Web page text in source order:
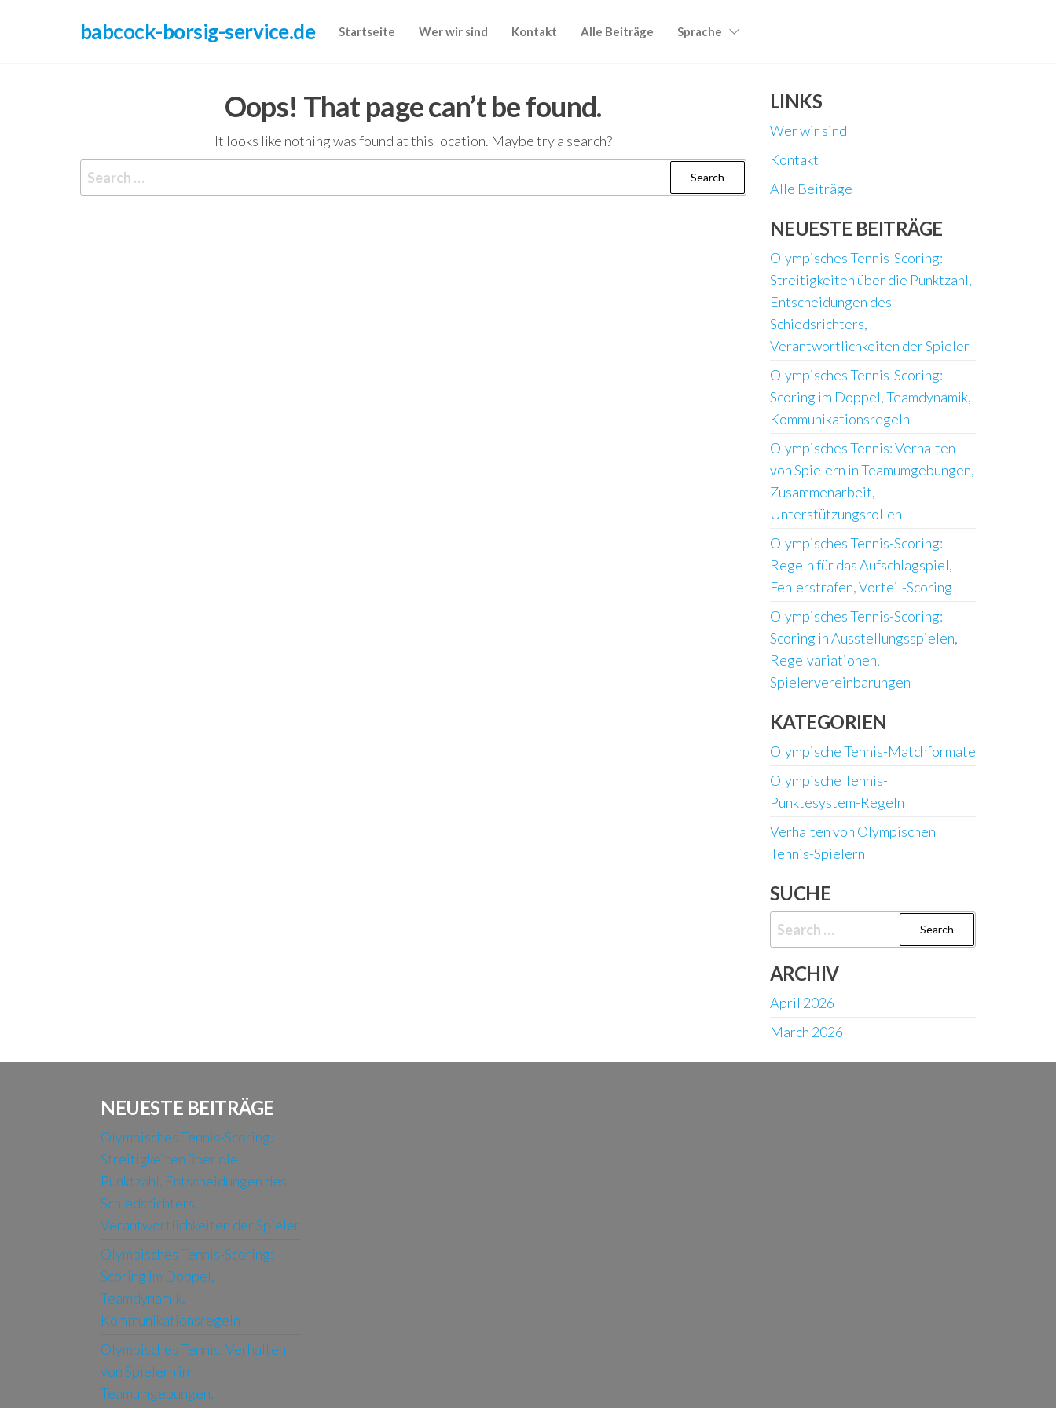
babcock-borsig-service.de Startseite Wer wir sind Kontakt Alle Beiträge Sprache
Oops! That page can’t be found.
It looks like nothing was found at this location. Maybe try a search?
for:
LINKS
Wer wir sind
Kontakt
Alle Beiträge
NEUESTE BEITRÄGE
Olympisches Tennis-Scoring:
Streitigkeiten über die Punktzahl,
Entscheidungen des
Schiedsrichters,
Verantwortlichkeiten der Spieler
Olympisches Tennis-Scoring:
Scoring im Doppel, Teamdynamik,
Kommunikationsregeln
Olympisches Tennis: Verhalten
von Spielern in Teamumgebungen,
Zusammenarbeit,
Unterstützungsrollen
Olympisches Tennis-Scoring:
Regeln für das Aufschlagspiel,
Fehlerstrafen, Vorteil-Scoring
Olympisches Tennis-Scoring:
Scoring in Ausstellungsspielen,
Regelvariationen,
Spielervereinbarungen
KATEGORIEN
Olympische Tennis-Matchformate
Olympische Tennis-
Punktesystem-Regeln
Verhalten von Olympischen
Tennis-Spielern
SUCHE
Search
for:
ARCHIV
April 2026
March 2026
NEUESTE BEITRÄGE
Olympisches Tennis-Scoring:
Streitigkeiten über die
Punktzahl, Entscheidungen des
Schiedsrichters,
Verantwortlichkeiten der Spieler
Olympisches Tennis-Scoring:
Scoring im Doppel,
Teamdynamik,
Kommunikationsregeln
Olympisches Tennis: Verhalten
von Spielern in
Teamumgebungen,